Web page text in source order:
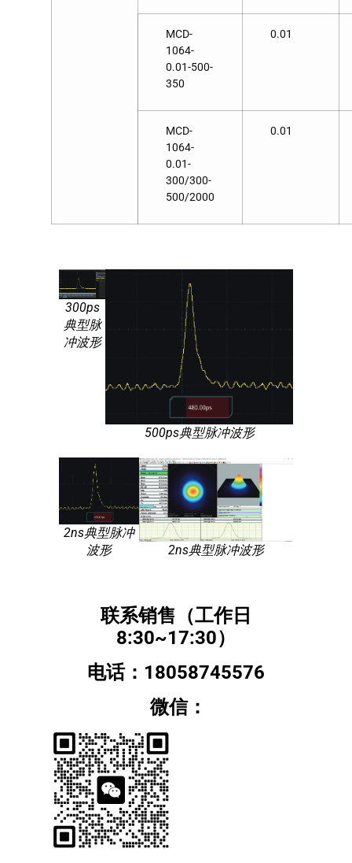
MCD-
1064-
0.01-500-
350
0.01
MCD-
1064-
0.01-
300/300-
500/2000
0.01
300ps
典型脉
冲波形
500ps典型脉冲波形
2ns典型脉冲
波形
2ns典型脉冲波形
联系销售（工作日
8:30~17:30）
电话：18058745576
微信：